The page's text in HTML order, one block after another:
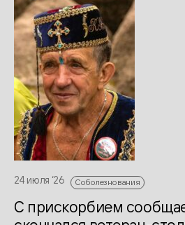
24 июля ‘26 Соболезнования
С прискорбием